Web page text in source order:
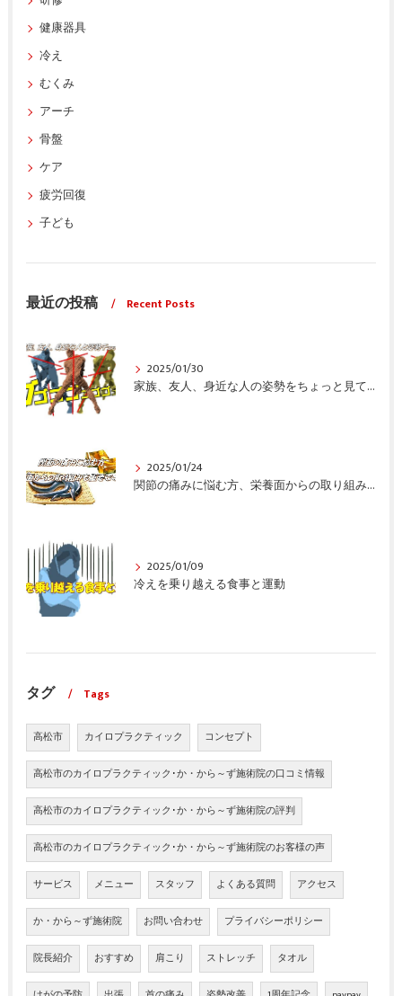
健康器具
冷え
むくみ
アーチ
骨盤
ケア
疲労回復
子ども
最近の投稿 Recent Posts
2025/01/30
家族、友人、身近な人の姿勢をちょっと見てみませんか？
2025/01/24
関節の痛みに悩む方、栄養面からの取り組みも重要ですよ！
2025/01/09
冷えを乗り越える食事と運動
タグ Tags
高松市 カイロプラクティック コンセプト
高松市のカイロプラクティック･か・から～ず施術院の口コミ情報
高松市のカイロプラクティック･か・から～ず施術院の評判
高松市のカイロプラクティック･か・から～ず施術院のお客様の声
サービス メニュー スタッフ よくある質問 アクセス
か・から～ず施術院 お問い合わせ プライバシーポリシー
院長紹介 おすすめ 肩こり ストレッチ タオル